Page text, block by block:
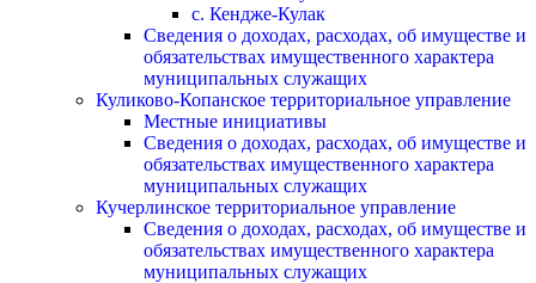
с. Кендже-Кулак
Сведения о доходах, расходах, об имуществе и
обязательствах имущественного характера
муниципальных служащих
Куликово-Копанское территориальное управление
Местные инициативы
Сведения о доходах, расходах, об имуществе и
обязательствах имущественного характера
муниципальных служащих
Кучерлинское территориальное управление
Сведения о доходах, расходах, об имуществе и
обязательствах имущественного характера
муниципальных служащих